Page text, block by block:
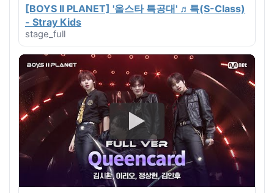
[BOYS II PLANET] '올스타 특공대' ♬특(S-Class)
- Stray Kids
stage_full